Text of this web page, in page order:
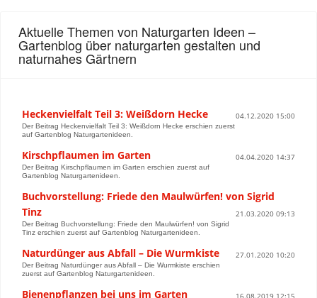
Aktuelle Themen von Naturgarten Ideen –
Gartenblog über naturgarten gestalten und
naturnahes Gärtnern
Heckenvielfalt Teil 3: Weißdorn Hecke 04.12.2020 15:00
Der Beitrag Heckenvielfalt Teil 3: Weißdorn Hecke erschien zuerst
auf Gartenblog Naturgartenideen.
Kirschpflaumen im Garten 04.04.2020 14:37
Der Beitrag Kirschpflaumen im Garten erschien zuerst auf
Gartenblog Naturgartenideen.
Buchvorstellung: Friede den Maulwürfen! von Sigrid
Tinz
21.03.2020 09:13
Der Beitrag Buchvorstellung: Friede den Maulwürfen! von Sigrid
Tinz erschien zuerst auf Gartenblog Naturgartenideen.
Naturdünger aus Abfall – Die Wurmkiste 27.01.2020 10:20
Der Beitrag Naturdünger aus Abfall – Die Wurmkiste erschien
zuerst auf Gartenblog Naturgartenideen.
Bienenpflanzen bei uns im Garten 16.08.2019 12:15